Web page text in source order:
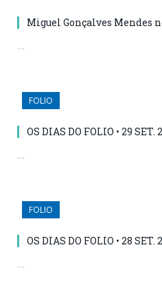
Miguel Gonçalves Mendes
…
FOLIO
OS DIAS DO FOLIO • 29 SET.
…
FOLIO
OS DIAS DO FOLIO • 28 SET.
…